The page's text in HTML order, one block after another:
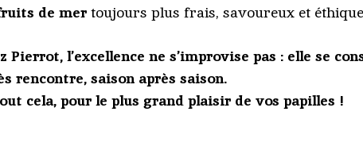
de mer toujours plus frais, savoureux et
Pierrot, l’excellence ne s’improvise pas : elle se
rencontre, saison après saison.
cela, pour le plus grand plaisir de vos papilles !